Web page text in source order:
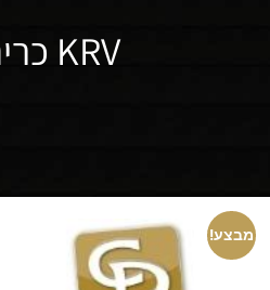
KRV כרית ריפלוקס אורתופדית ויסקו או לטקס Camp David
מבצע!